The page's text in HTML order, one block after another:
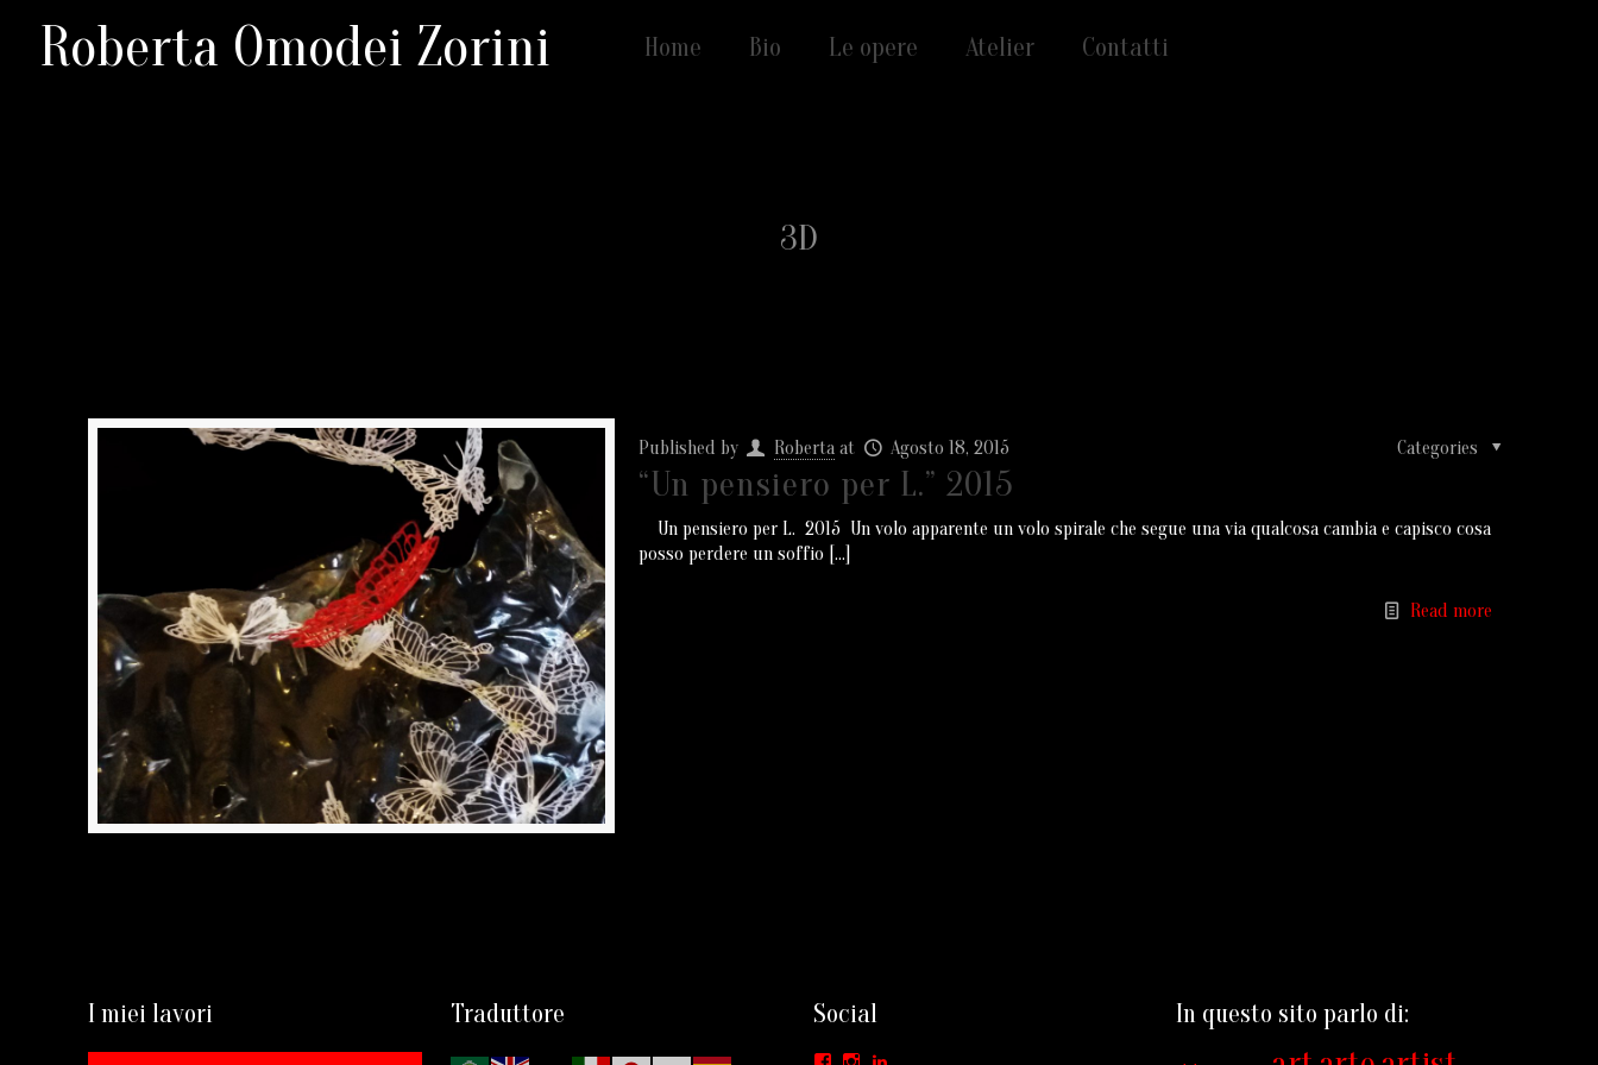
Roberta Omodei Zorini Home Bio Le opere Atelier Contatti
3D
Published by Roberta at Agosto 18, 2015 Categories
“Un pensiero per L.” 2015
Un pensiero per L. 2015 Un volo apparente un volo spirale che segue una via qualcosa cambia e capisco cosa
posso perdere un soffio […]
Read more
I miei lavori Traduttore Social
FacebookInstagram
In questo sito parlo di: